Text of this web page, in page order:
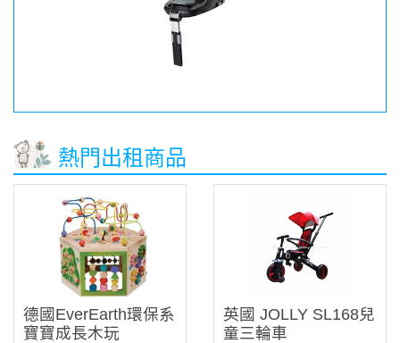
熱門出租商品
德國EverEarth環保系
寶寶成長木玩
英國 JOLLY SL168兒
童三輪車